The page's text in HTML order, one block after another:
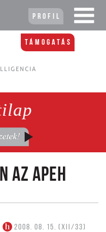
Profil
Támogatás
az Apeh
2008. 08. 15. (XII/33)